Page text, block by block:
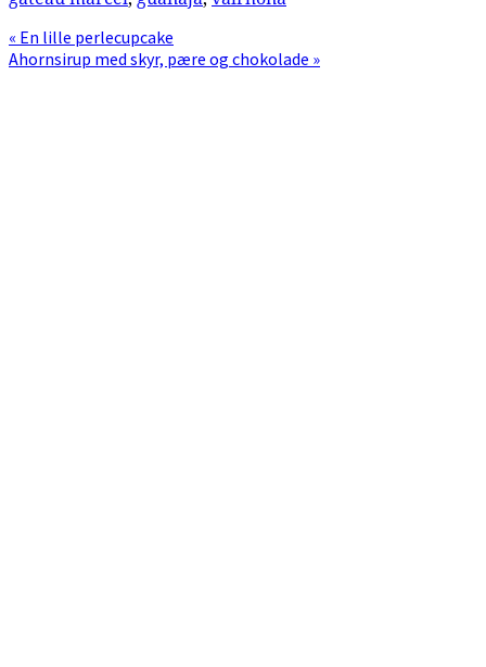
Previous
Post:
« En lille perlecupcake
Next
Ahornsirup med skyr, pære og chokolade »